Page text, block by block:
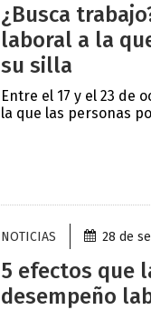
¿Busca
laboral a la
su silla
Entre el 17 y el 23 de
la que las personas
NOTICIAS 28 de
5 efectos que
desempeño